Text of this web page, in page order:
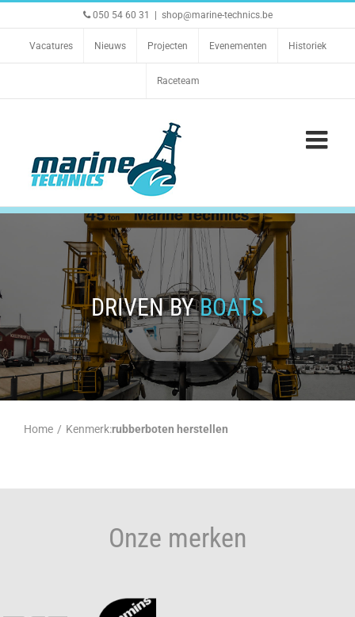
050 54 60 31 shop@marine-technics.be
Vacatures Nieuws Projecten Evenementen Historiek
Raceteam
DRIVEN BYBOATS
Home / Kenmerk:rubberboten herstellen
Onze merken